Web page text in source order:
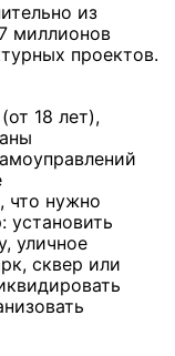
из
миллионов
проектов.
18 лет),
что нужно
установить
уличное
сквер или